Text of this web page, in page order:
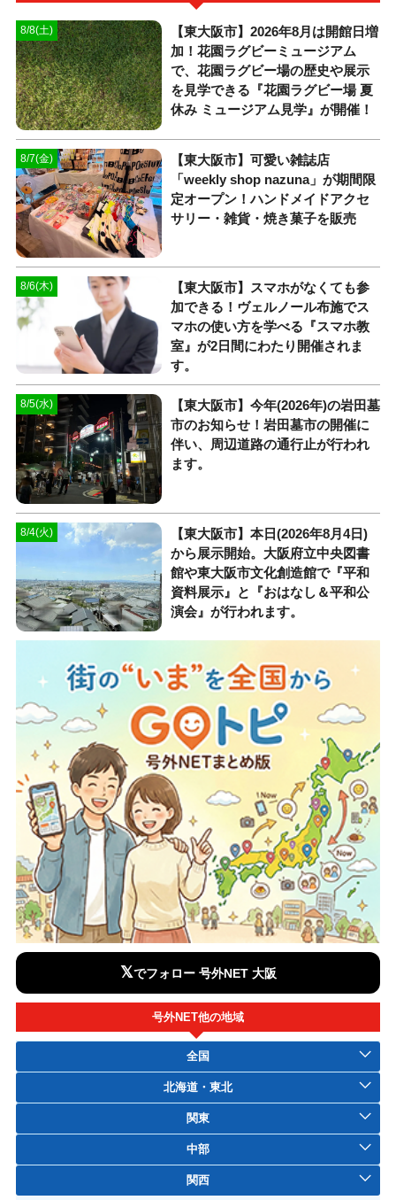
8/8(土)
【東大阪市】2026年8月は開館日増
加！花園ラグビーミュージアム
で、花園ラグビー場の歴史や展示
を見学できる『花園ラグビー場 夏
休み ミュージアム見学』が開催！
8/7(金)
【東大阪市】可愛い雑誌店
「weekly shop nazuna」が期間限
定オープン！ハンドメイドアクセ
サリー・雑貨・焼き菓子を販売
8/6(木)
【東大阪市】スマホがなくても参
加できる！ヴェルノール布施でス
マホの使い方を学べる『スマホ教
室』が2日間にわたり開催されま
す。
8/5(水)
【東大阪市】今年(2026年)の岩田墓
市のお知らせ！岩田墓市の開催に
伴い、周辺道路の通行止が行われ
ます。
8/4(火)
【東大阪市】本日(2026年8月4日)
から展示開始。大阪府立中央図書
館や東大阪市文化創造館で『平和
資料展示』と『おはなし＆平和公
演会』が行われます。
𝕏でフォロー 号外NET 大阪
号外NET他の地域
全国
北海道・東北
関東
中部
関西